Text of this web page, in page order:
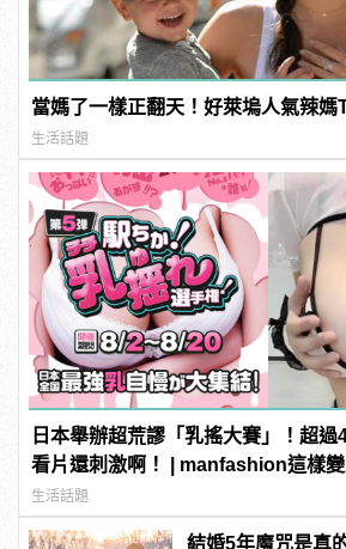
當媽了一樣正翻天！好萊塢人氣辣媽
生活話題
日本舉辦超荒謬「乳搖大賽」！超
看片還刺激啊！ | manfashion這樣
生活話題
結婚5年魔咒是真